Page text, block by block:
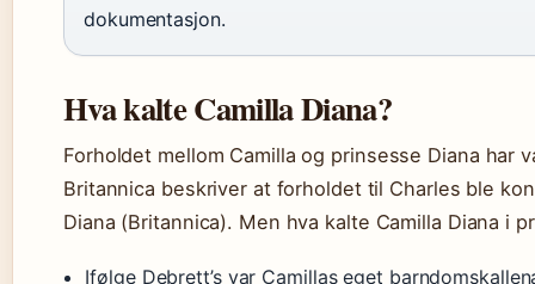
dokumentasjon.
Hva kalte Camilla Diana?
Forholdet mellom Camilla og prinsesse Diana
Britannica beskriver at forholdet til Charles ble
Diana (Britannica). Men hva kalte Camilla Diana i
Ifølge Debrett’s var Camillas eget